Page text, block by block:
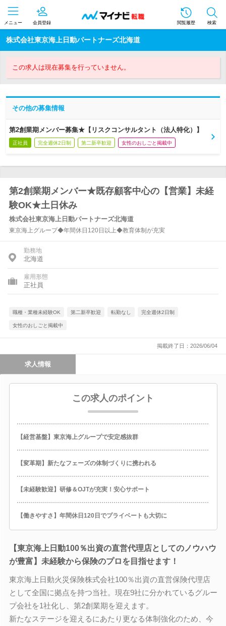
メニュー 会員登録 閲覧履歴 検索
株式会社東京海上日動パートナーズ北海道
この求人は現在募集を行っていません。
その他の募集情報
第2創業期メンバー募集★【リスクコンサルタント（法人特化）】
正社員 完全週休2日制 第二新卒歓迎 女性のおしごと掲載中
第2創業期メンバー★既存顧客中心の【営業】未経
験OK★土日休み
株式会社東京海上日動パートナーズ北海道
東京海上グループ◆年間休日120日以上◆教育体制が充実
勤務地
北海道
雇用形態
正社員
職種・業種未経験OK 第二新卒歓迎 転勤なし 完全週休2日制
女性のおしごと掲載中
掲載終了日：2026/06/04
求人情報
この求人のポイント
【経営基盤】東京海上グループで安定感抜群
【変革期】新たなフェーズの体制づくりに携われる
【未経験歓迎】研修＆OJTが充実！安心サポート
【働きやすさ】年間休日120日でプライベートも大切に
【東京海上日動100％出資の直営代理店としてのノウハウ
が豊富】未経験から保険のプロを目指せます！
東京海上日動火災保険株式会社100％出資の直営保険代理店
として全国に拠点を持つ当社。現在9社に分かれているグルー
プ会社を1社化し、第2創業期を迎えます。
新たなステージを迎えるにあたり更なる体制強化のため、今